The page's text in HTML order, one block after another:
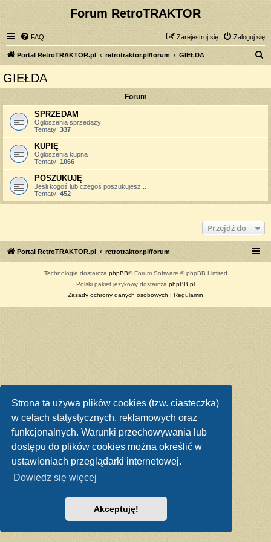
Strona ta używa plików cookies (tzw. ciasteczka)
w celach statystycznych, reklamowych oraz
funkcjonalnych. Warunki przechowywania lub
dostępu do plików cookies można określić w
ustawieniach przeglądarki internetowej.
Dowiedz się więcej
Akceptuję!
Forum RetroTRAKTOR
FAQ Zaloguj się
Zarejestruj się
Portal RetroTRAKTOR.pl retrotraktor.pl/forum GIEŁDA
GIEŁDA
Forum
SPRZEDAM
Ogłoszenia sprzedaży
Tematy: 337
KUPIĘ
Ogłoszenia kupna
Tematy: 1066
POSZUKUJĘ
Jeśli kogoś lub czegoś poszukujesz...
Tematy: 452
Przejdź do
Portal RetroTRAKTOR.pl retrotraktor.pl/forum
Technologię dostarcza phpBB® Forum Software © phpBB Limited
Polski pakiet językowy dostarcza phpBB.pl
Zasady ochrony danych osobowych | Regulamin